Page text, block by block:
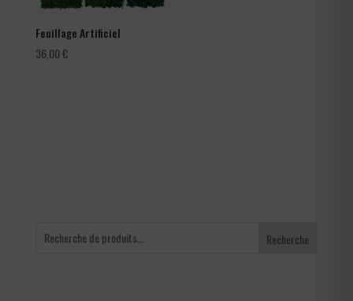
Feuillage Artificiel
36,00€
Recherche